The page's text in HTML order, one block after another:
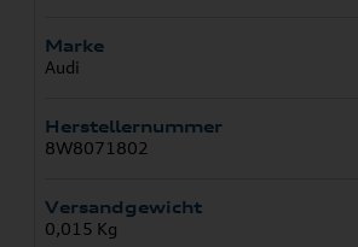
Marke
Audi
Herstellernummer
8W8071802
Versandgewicht
0,015 Kg